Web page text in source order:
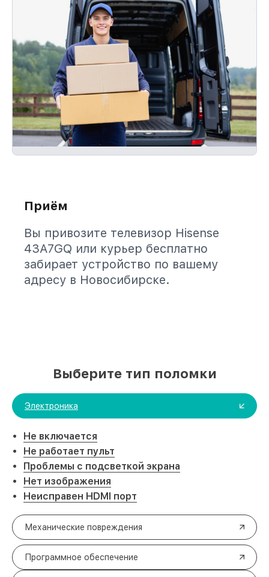
Приём
Вы привозите телевизор Hisense
43A7GQ или курьер бесплатно
забирает устройство по вашему
адресу в Новосибирске.
Выберите тип поломки
Электроника
Не включается
Не работает пульт
Проблемы с подсветкой экрана
Нет изображения
Неисправен HDMI порт
Механические повреждения
Программное обеспечение